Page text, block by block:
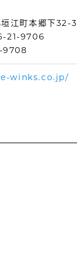
江町本郷下32-3
21-9706
9708
winks.co.jp/